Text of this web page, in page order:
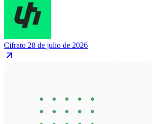
Cifrato 28 de julio de 2026